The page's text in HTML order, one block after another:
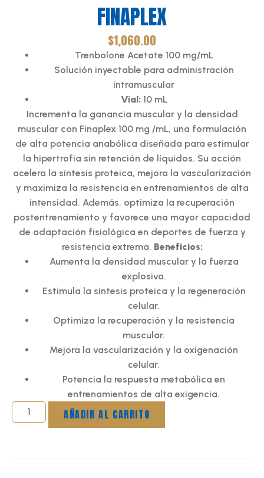
FINAPLEX
$1,060.00
Trenbolone Acetate 100 mg/mL
Solución inyectable para administración
intramuscular
Vial:10 mL
Incrementa la ganancia muscular y la densidad
muscular con Finaplex 100 mg /mL, una formulación
de alta potencia anabólica diseñada para estimular
la hipertrofia sin retención de líquidos. Su acción
acelera la síntesis proteica, mejora la vascularización
y maximiza la resistencia en entrenamientos de alta
intensidad. Además, optimiza la recuperación
postentrenamiento y favorece una mayor capacidad
de adaptación fisiológica en deportes de fuerza y
resistencia extrema. Beneficios:
Aumenta la densidad muscular y la fuerza
explosiva.
Estimula la síntesis proteica y la regeneración
celular.
Optimiza la recuperación y la resistencia
muscular.
Mejora la vascularización y la oxigenación
celular.
Potencia la respuesta metabólica en
entrenamientos de alta exigencia.
AÑADIR AL CARRITO